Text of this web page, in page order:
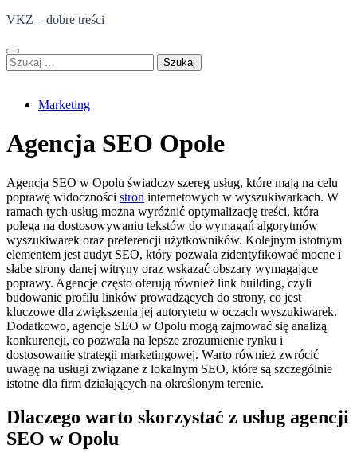
Skip
content
VKZ – dobre treści
Szukaj:
Marketing
Agencja SEO Opole
Agencja SEO w Opolu świadczy szereg usług, które mają na celu
poprawę widoczności stron internetowych w wyszukiwarkach. W
ramach tych usług można wyróżnić optymalizację treści, która
polega na dostosowywaniu tekstów do wymagań algorytmów
wyszukiwarek oraz preferencji użytkowników. Kolejnym istotnym
elementem jest audyt SEO, który pozwala zidentyfikować mocne i
słabe strony danej witryny oraz wskazać obszary wymagające
poprawy. Agencje często oferują również link building, czyli
budowanie profilu linków prowadzących do strony, co jest
kluczowe dla zwiększenia jej autorytetu w oczach wyszukiwarek.
Dodatkowo, agencje SEO w Opolu mogą zajmować się analizą
konkurencji, co pozwala na lepsze zrozumienie rynku i
dostosowanie strategii marketingowej. Warto również zwrócić
uwagę na usługi związane z lokalnym SEO, które są szczególnie
istotne dla firm działających na określonym terenie.
Dlaczego warto skorzystać z usług agencji
SEO w Opolu